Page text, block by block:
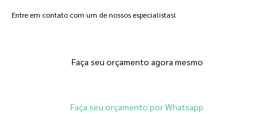
Entre em contato com um de nossos especialistas!
Faça seu orçamento agora mesmo
Faça seu orçamento por Whatsapp